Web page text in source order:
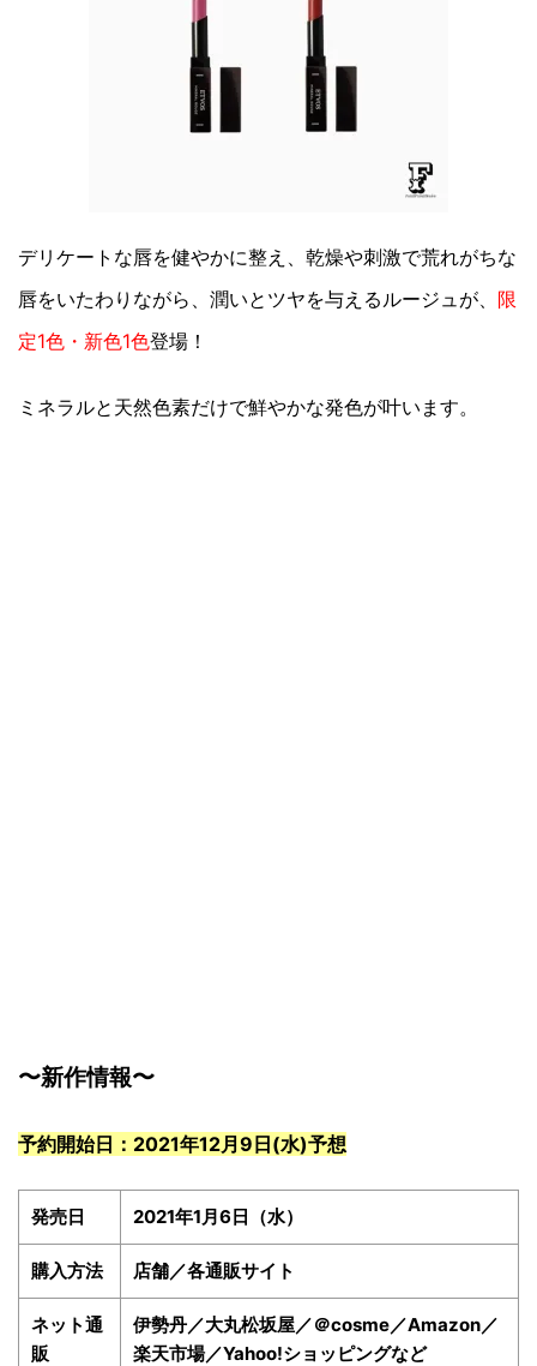
デリケートな唇を健やかに整え、乾燥や刺激で荒れがちな
唇をいたわりながら、潤いとツヤを与えるルージュが、 限
定1色・新色1色登場！
ミネラルと天然色素だけで鮮やかな発色が叶います。
〜新作情報〜
予約開始日：2021年12月9日(水)予想
発売日 2021年1月6日（水）
購入方法 店舗／各通販サイト
ネット通
販
伊勢丹／大丸松坂屋／＠cosme／Amazon／
楽天市場／Yahoo!ショッピングなど